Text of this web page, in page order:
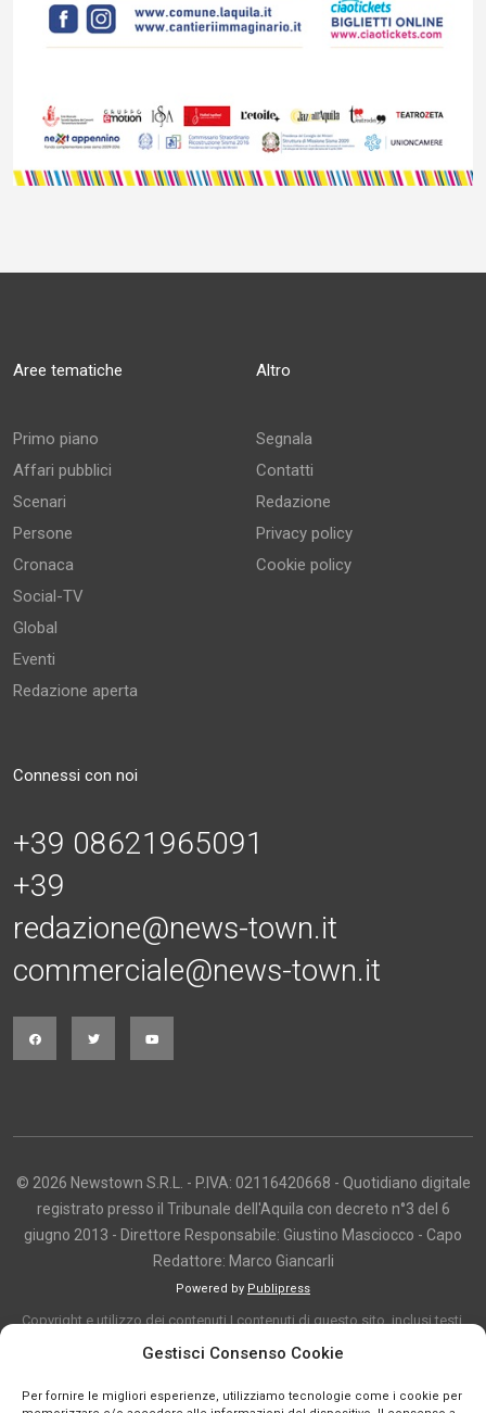
Gestisci Consenso Cookie
Per fornire le migliori esperienze, utilizziamo tecnologie come i cookie per
Aree tematiche
Primo piano
Affari pubblici
Scenari
Persone
Cronaca
Social-TV
Global
Eventi
Redazione aperta
Altro
Segnala
Contatti
Redazione
Privacy policy
Cookie policy
Connessi con noi
+39 08621965091
+39
redazione@news-town.it
commerciale@news-town.it
© 2026 Newstown S.R.L. - P.IVA: 02116420668 - Quotidiano digitale
registrato presso il Tribunale dell'Aquila con decreto n°3 del 6
giugno 2013 - Direttore Responsabile: Giustino Masciocco - Capo
Redattore: Marco Giancarli
Powered by Publipress
Copyright e utilizzo dei contenuti I contenuti di questo sito, inclusi testi,
articoli, immagini, fotografie, video e grafica, sono protetti da copyright e
indicazione. La riproduzione totale o parziale dei contenuti è consentita